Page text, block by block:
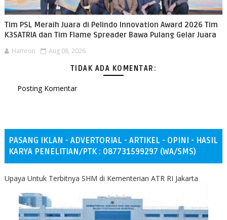
Tim PSL Meraih Juara di Pelindo Innovation Award 2026 Tim
K3SATRIA dan Tim Flame Spreader Bawa Pulang Gelar Juara
Hamron Aug 08, 2026
TIDAK ADA KOMENTAR:
Posting Komentar
PASANG IKLAN - ADVERTORIAL - ARTIKEL - OPINI - HASIL
KARYA PENELITIAN/PTK : 087731599297 (WA/SMS)
Upaya Untuk Terbitnya SHM di Kementerian ATR RI Jakarta